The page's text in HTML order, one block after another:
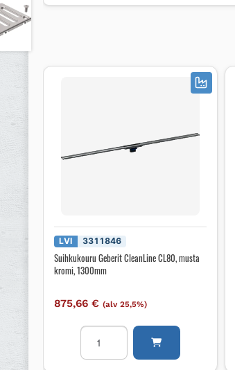
LVI 3311846
Suihkukouru Geberit CleanLine CL80, musta
kromi, 1300mm
875,66€ (alv 25,5%)
Suihkukouru
Geberit
CleanLine